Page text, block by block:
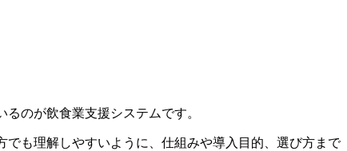
のが飲食業支援システムです。
も理解しやすいように、仕組みや導入目的、選び方まで